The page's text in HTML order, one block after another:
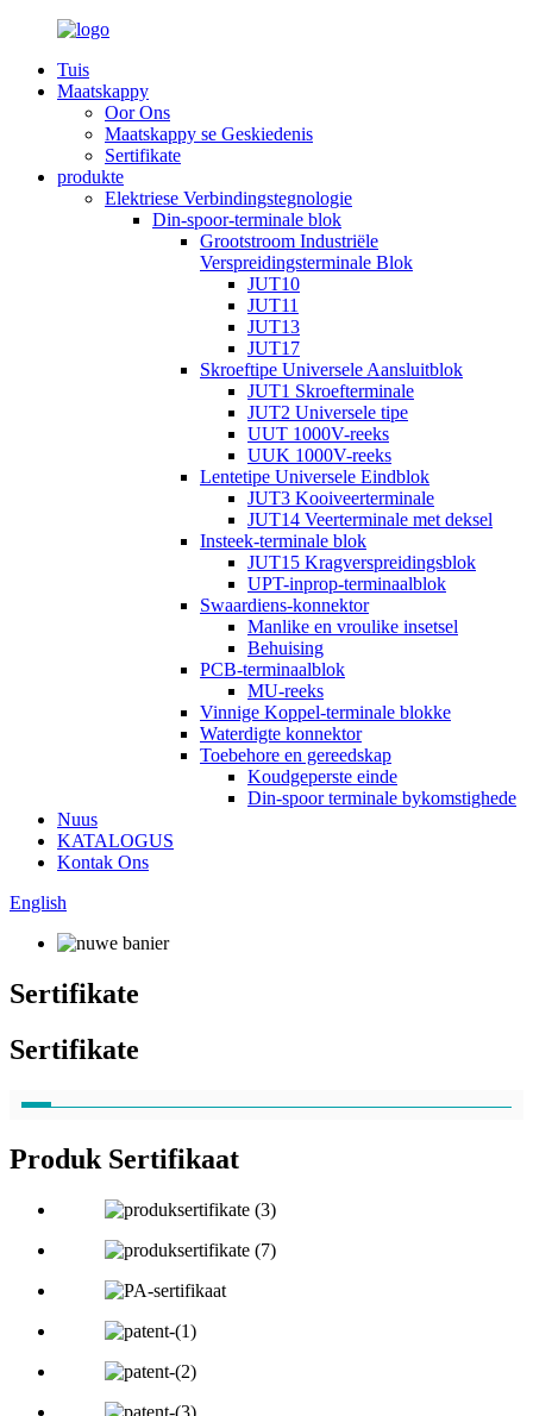
Tuis
Maatskappy
Oor Ons
Maatskappy se Geskiedenis
Sertifikate
produkte
Elektriese Verbindingstegnologie
Din-spoor-terminale blok
Grootstroom Industriële
Verspreidingsterminale Blok
JUT10
JUT11
JUT13
JUT17
Skroeftipe Universele Aansluitblok
JUT1 Skroefterminale
JUT2 Universele tipe
UUT 1000V-reeks
UUK 1000V-reeks
Lentetipe Universele Eindblok
JUT3 Kooiveerterminale
JUT14 Veerterminale met deksel
Insteek-terminale blok
JUT15 Kragverspreidingsblok
UPT-inprop-terminaalblok
Swaardiens-konnektor
Manlike en vroulike insetsel
Behuising
PCB-terminaalblok
MU-reeks
Vinnige Koppel-terminale blokke
Waterdigte konnektor
Toebehore en gereedskap
Koudgeperste einde
Din-spoor terminale bykomstighede
Nuus
KATALOGUS
Kontak Ons
English
Sertifikate
Sertifikate
Produk Sertifikaat